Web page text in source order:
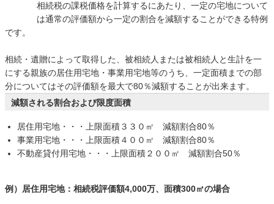
相続税の課税価格を計算するにあたり、一定の宅地について
は通常の評価額から一定の割合を減額することができる特例
です。
相続・遺贈によって取得した、被相続人または被相続人と生計を一
にする親族の居住用宅地・事業用宅地等のうち、一定面積までの部
分についてはその評価額を最大で80％減額することが出来ます。
減額される割合および限度面積
居住用宅地・・・上限面積３３０㎡ 減額割合80％
事業用宅地・・・上限面積４００㎡ 減額割合80％
不動産貸付用宅地・・・上限面積２００㎡ 減額割合50％
例）居住用宅地：相続税評価額4,000万、面積300㎡の場合